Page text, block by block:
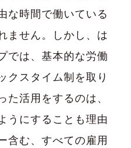
な時間で働いている
ません。しかし、は
では、基本的な労働
クスタイム制を取り
た活用をするのは、
うにすることも理由
含む、すべての雇用